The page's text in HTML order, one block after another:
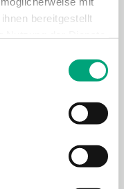
bereitgestellt
wo Sie sich